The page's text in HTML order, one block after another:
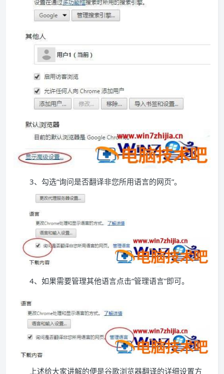
3、勾选“询问是否翻译非您所用语言的网页”。
4、如果需要管理其他语言点击“管理语言”即可。
上述给大家讲解的便是谷歌浏览器翻译的详细设置方